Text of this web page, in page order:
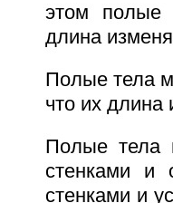
этом полые
длина
Полые тела
что их длина
Полые тела
стенками и
стенками и